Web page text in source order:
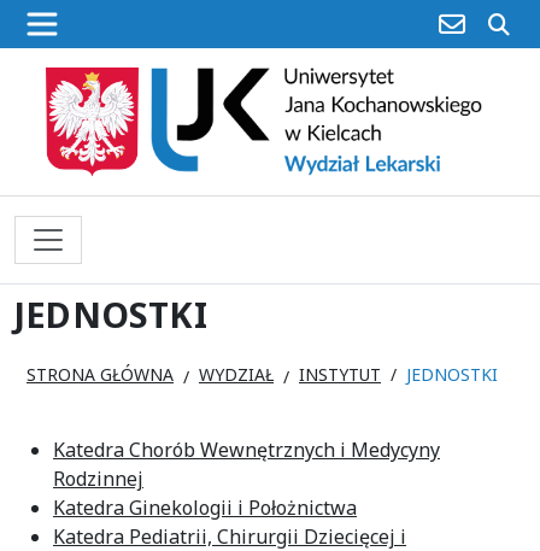
poczta
JEDNOSTKI
STRONA GŁÓWNA WYDZIAŁ INSTYTUT JEDNOSTKI
Katedra Chorób Wewnętrznych i Medycyny
Rodzinnej
Katedra Ginekologii i Położnictwa
Katedra Pediatrii, Chirurgii Dziecięcej i